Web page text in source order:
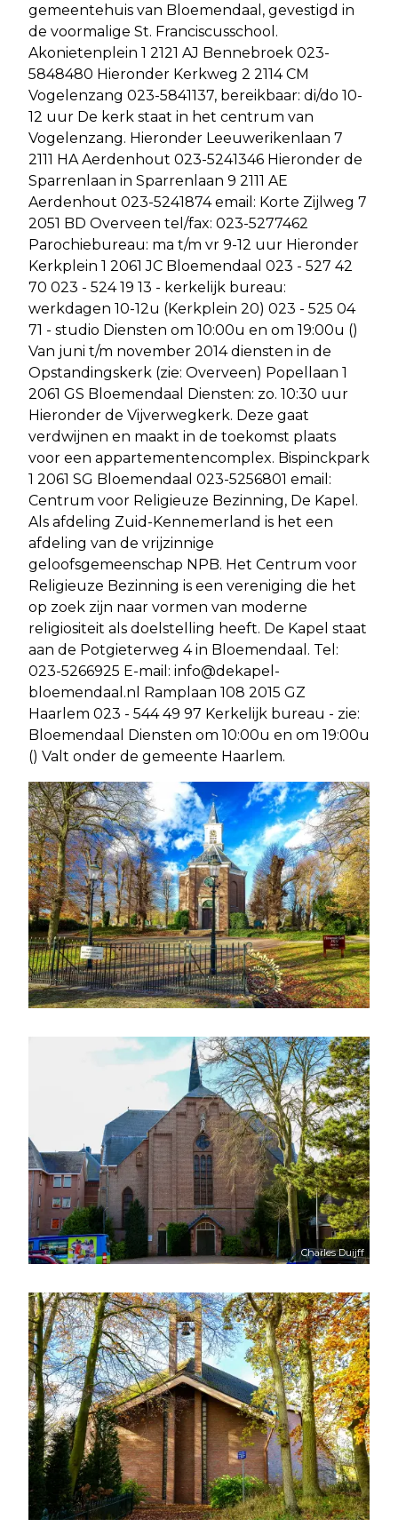
gemeentehuis van Bloemendaal, gevestigd in
de voormalige St. Franciscusschool.
Akonietenplein 1 2121 AJ Bennebroek 023-
5848480 Hieronder Kerkweg 2 2114 CM
Vogelenzang 023-5841137, bereikbaar: di/do 10-
12 uur De kerk staat in het centrum van
Vogelenzang. Hieronder Leeuwerikenlaan 7
2111 HA Aerdenhout 023-5241346 Hieronder de
Sparrenlaan in Sparrenlaan 9 2111 AE
Aerdenhout 023-5241874 email: Korte Zijlweg 7
2051 BD Overveen tel/fax: 023-5277462
Parochiebureau: ma t/m vr 9-12 uur Hieronder
Kerkplein 1 2061 JC Bloemendaal 023 - 527 42
70 023 - 524 19 13 - kerkelijk bureau:
werkdagen 10-12u (Kerkplein 20) 023 - 525 04
71 - studio Diensten om 10:00u en om 19:00u ()
Van juni t/m november 2014 diensten in de
Opstandingskerk (zie: Overveen) Popellaan 1
2061 GS Bloemendaal Diensten: zo. 10:30 uur
Hieronder de Vijverwegkerk. Deze gaat
verdwijnen en maakt in de toekomst plaats
voor een appartementencomplex. Bispinckpark
1 2061 SG Bloemendaal 023-5256801 email:
Centrum voor Religieuze Bezinning, De Kapel.
Als afdeling Zuid-Kennemerland is het een
afdeling van de vrijzinnige
geloofsgemeenschap NPB. Het Centrum voor
Religieuze Bezinning is een vereniging die het
op zoek zijn naar vormen van moderne
religiositeit als doelstelling heeft. De Kapel staat
aan de Potgieterweg 4 in Bloemendaal. Tel:
023-5266925 E-mail: info@dekapel-
bloemendaal.nl Ramplaan 108 2015 GZ
Haarlem 023 - 544 49 97 Kerkelijk bureau - zie:
Bloemendaal Diensten om 10:00u en om 19:00u
() Valt onder de gemeente Haarlem.
Charles Duijff